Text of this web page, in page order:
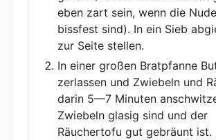
eben zart sein, wenn die
bissfest sind). In ein Sieb
zur Seite stellen.
In einer großen Bratpfanne
zerlassen und Zwiebeln und
darin 5—7 Minuten
Zwiebeln glasig sind und der
Räuchertofu gut gebräunt ist.